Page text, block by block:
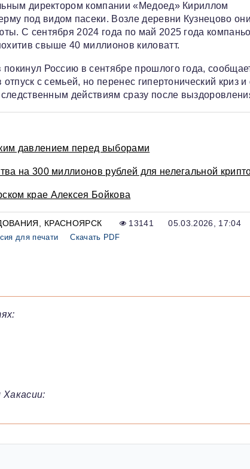
директором компании «Медоед» Кириллом
под видом пасеки. Возле деревни Кузнецово они
С сентября 2024 года по май 2025 года
свыше 40 миллионов киловатт.
Россию в сентябре прошлого года,
отпуск с семьей, но перенес гипертонический криз и
действиям сразу после
давлением перед выборами
на 300 миллионов рублей для нелегальной
крае Алексея Бойкова
КРАСНОЯРСК 13141 05.03.2026, 17:04
для печати Скачать PDF
Хакасии: